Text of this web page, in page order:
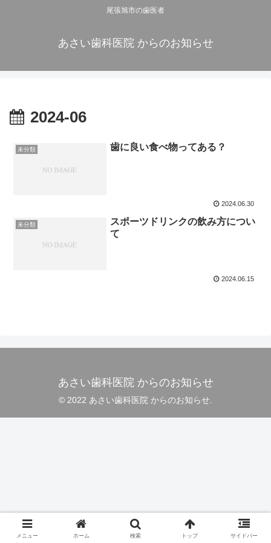
尾張旭市の歯医者
あさい歯科医院 からのお知らせ
2024-06
未分類 歯に良い食べ物ってある？
2024.06.30
未分類
スポーツドリンクの飲み方につい
て
2024.06.15
あさい歯科医院 からのお知らせ
© 2022 あさい歯科医院 からのお知らせ.
メニュー ホーム 検索 トップ サイドバー